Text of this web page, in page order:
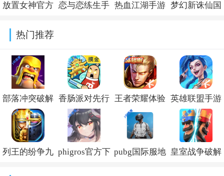
v144.8.11 v26.1.0.385
放置女神官方
(Idle
Angels)v8.19.0.040301
恋与恋练生手 热血江湖手游 梦幻新诛仙国
New
热门推荐
部落冲突破解
版最新2026下
载v18.200.24
香肠派对先行
服最新版
2026v24.03
王者荣耀体验
服下载官方正
版
2026v11.31.1.17
英雄联盟手游
官方下载安卓
版v7.1.0.9849
列王的纷争九 phigros官方下 pubg国际服地 皇室战争破解